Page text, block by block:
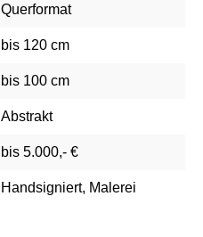
Querformat
bis 120 cm
bis 100 cm
Abstrakt
bis 5.000,- €
Handsigniert, Malerei